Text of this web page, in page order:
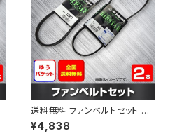
送料無料 ファンベルトセット 日
産 エルグランド 型式ME51 H1
9.10～ （国内トップメーカー） 2
¥4,838